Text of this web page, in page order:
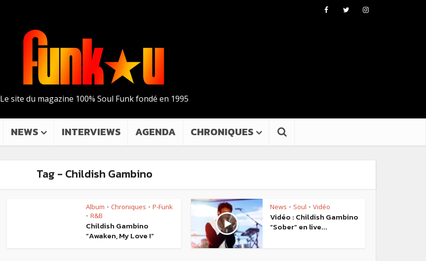
Le site du magazine 100% Soul Funk fondé en 1995
NEWS INTERVIEWS AGENDA CHRONIQUES
Tag - Childish Gambino
Album • Chroniques • P-Funk
• R&B
Childish Gambino
“Awaken, My Love !”
News • Soul • Vidéo
Vidéo : Childish Gambino
“Sober” en live...